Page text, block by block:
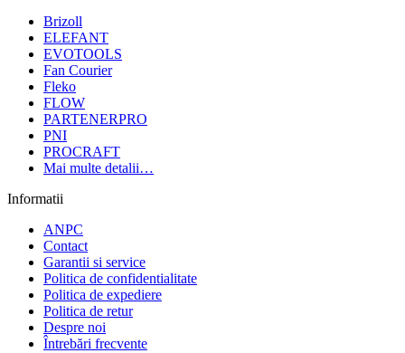
Brizoll
ELEFANT
EVOTOOLS
Fan Courier
Fleko
FLOW
PARTENERPRO
PNI
PROCRAFT
Mai multe detalii…
Informatii
ANPC
Contact
Garantii si service
Politica de confidentialitate
Politica de expediere
Politica de retur
Despre noi
Întrebări frecvente